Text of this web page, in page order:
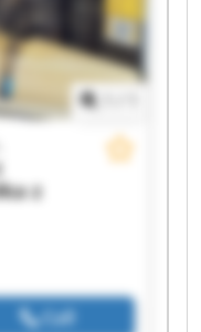
z
Call